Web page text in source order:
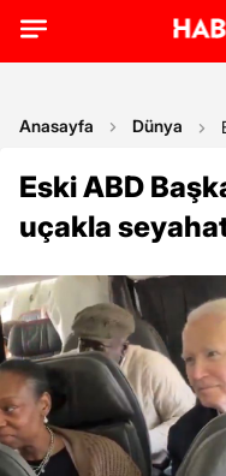
Anasayfa Dünya
Eski ABD
uçakla